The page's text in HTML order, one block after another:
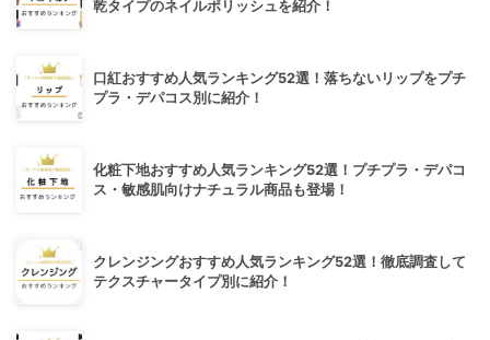
乾タイプのネイルポリッシュを紹介！
口紅おすすめ人気ランキング52選！落ちないリップをプチ
プラ・デパコス別に紹介！
化粧下地おすすめ人気ランキング52選！プチプラ・デパコ
ス・敏感肌向けナチュラル商品も登場！
クレンジングおすすめ人気ランキング52選！徹底調査して
テクスチャータイプ別に紹介！